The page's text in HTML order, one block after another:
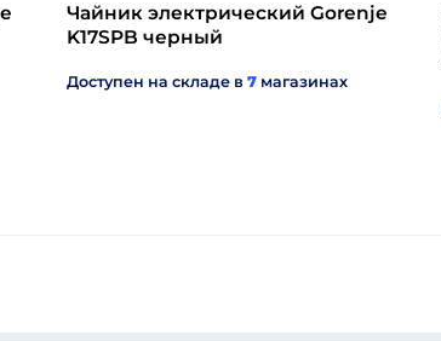
Чайник электрический Gorenje
K17SPB черный
Доступен на складе в 7 магазинах